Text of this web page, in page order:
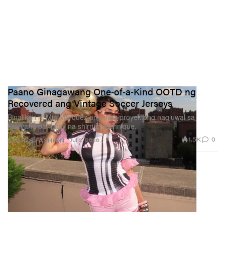
SPORTS FASHION
Paano Ginagawang One‑of‑a‑Kind OOTD ng
Recovered ang Vintage Soccer Jerseys
Binalikan ni Mia Marquez ang mga proyektong nagluwal sa
kaniyang pamatay na shirring technique.
Jul 2, 2026 1.5K 0